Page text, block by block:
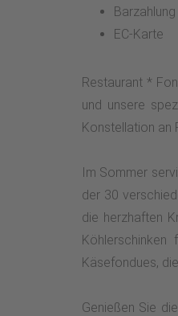
Barzahlung
EC-Karte
Restaurant *
und unsere
Konstellation an
Im Sommer
der 30
die herzhaften
Köhlerschinken
Käsefondues,
Genießen Sie